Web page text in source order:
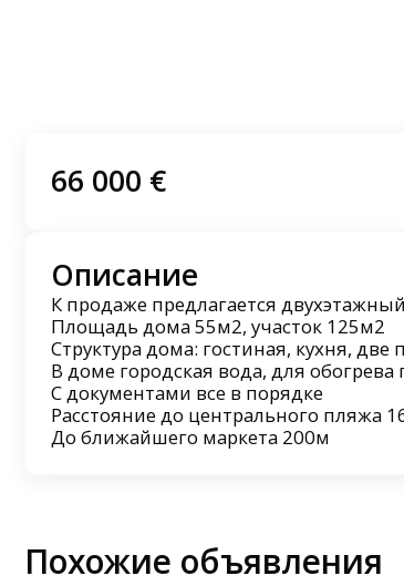
66 000 €
Описание
К продаже предлагается
Площадь дома 55м2, участок 125м2
Структура дома: гостиная, кухня, две
В доме городская вода, для обогрева
С документами все в порядке
Расстояние до центрального пляжа
До ближайшего маркета 200м
Похожие объявления